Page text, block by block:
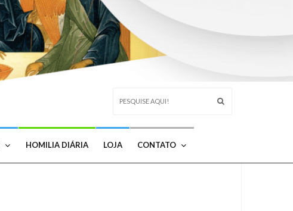
HOMILIA DIÁRIA LOJA CONTATO